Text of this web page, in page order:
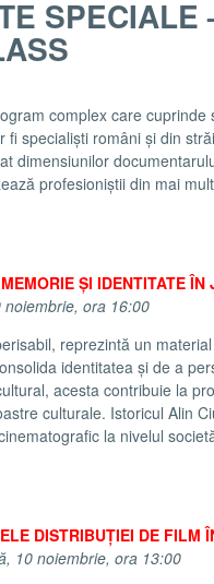
SPECIALE
complex care cuprinde
fi specialiști români și din
dimensiunilor
profesioniștii din mai
ȘI IDENTITATE ÎN
ora 16:00
reprezintă un
identitatea și de a
acesta contribuie la
culturale. Istoricul Alin
la nivelul
DISTRIBUȚIEI DE FILM
10 noiembrie, ora 13:00